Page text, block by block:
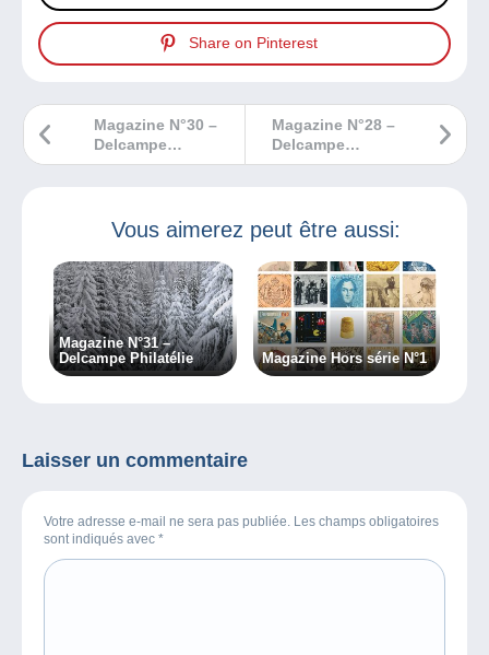
Share on Pinterest
Magazine N°28 –
Delcampe
Philatélie
Magazine N°30 –
Delcampe
Philatélie
Vous aimerez peut être aussi:
Magazine N°31 –
Delcampe Philatélie
Magazine Hors série N°1
Laisser un commentaire
Votre adresse e-mail ne sera pas publiée. Les champs obligatoires
sont indiqués avec *